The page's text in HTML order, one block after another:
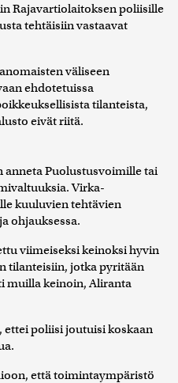
Rajavartiolaitoksen poliisille
tehtäisiin vastaavat
väliseen
ehdotetuissa
tilanteista,
eivät riitä.
anneta Puolustusvoimille tai
Virka-
kuuluvien tehtävien
ohjauksessa.
viimeiseksi keinoksi hyvin
tilanteisiin, jotka pyritään
muilla keinoin, Aliranta
ettei poliisi joutuisi koskaan
että toimintaympäristö